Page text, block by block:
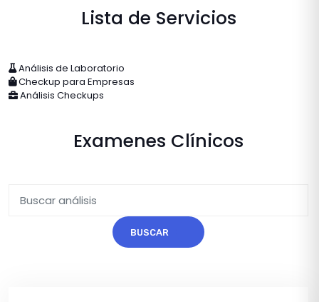
Lista de Servicios
Análisis de Laboratorio
Checkup para Empresas
Análisis Checkups
Examenes Clínicos
BUSCAR